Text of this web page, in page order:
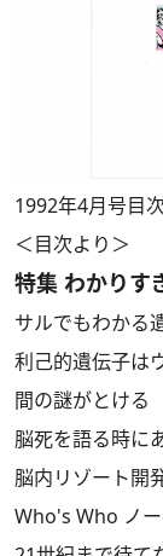
1992年4月号目次
＜目次より＞
特集 わかりす
サルでもわかる
利己的遺伝子は
間の謎がとける
脳死を語る時に
脳内リゾート開
Who's Who ノ